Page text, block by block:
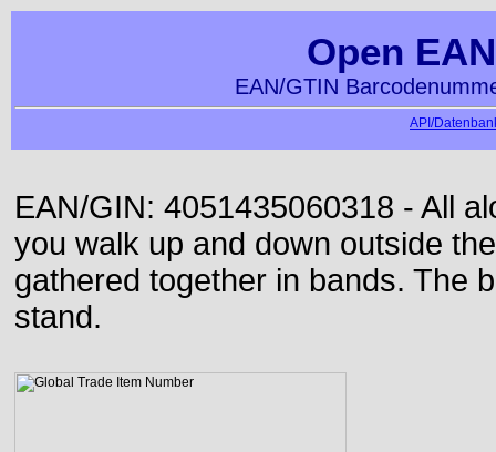
Open
EAN/GTIN
API/
EAN/GIN: 4051435060318 - All
you walk up and down outside
gathered together in bands. The
stand.